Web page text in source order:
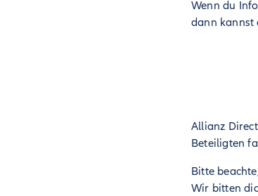
Wenn du
dann kannst
Allianz
Beteiligten
Bitte
Wir bitten